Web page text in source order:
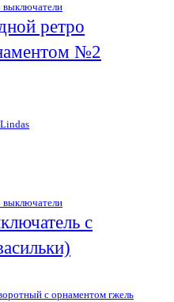
выключатели
ретро
№2
выключатели
с